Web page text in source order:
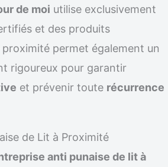
de moi utilise exclusivement
et des produits
permet également un
rigoureux pour garantir
et prévenir toute récurrence
de Lit à Proximité
anti punaise de lit à